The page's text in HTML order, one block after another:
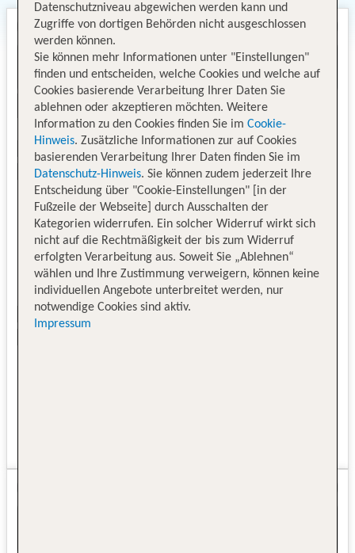
Datenschutzniveau abgewichen werden kann und
Zugriffe von dortigen Behörden nicht ausgeschlossen
werden können.
Sie können mehr Informationen unter "Einstellungen"
finden und entscheiden, welche Cookies und welche auf
Cookies basierende Verarbeitung Ihrer Daten Sie
ablehnen oder akzeptieren möchten. Weitere
Information zu den Cookies finden Sie im Cookie-
Hinweis. Zusätzliche Informationen zur auf Cookies
basierenden Verarbeitung Ihrer Daten finden Sie im
Datenschutz-Hinweis. Sie können zudem jederzeit Ihre
Entscheidung über "Cookie-Einstellungen" [in der
Fußzeile der Webseite] durch Ausschalten der
Kategorien widerrufen. Ein solcher Widerruf wirkt sich
nicht auf die Rechtmäßigkeit der bis zum Widerruf
erfolgten Verarbeitung aus. Soweit Sie „Ablehnen“
wählen und Ihre Zustimmung verweigern, können keine
individuellen Angebote unterbreitet werden, nur
notwendige Cookies sind aktiv.
Impressum